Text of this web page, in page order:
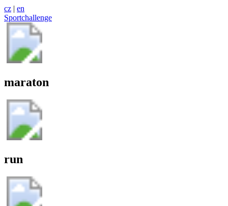
cz | en
Sportchallenge
maraton
run